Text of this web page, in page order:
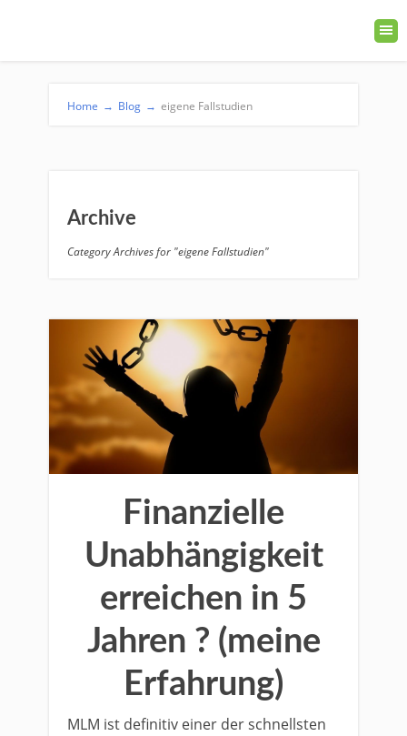
Home → Blog → eigene Fallstudien
Archive
Category Archives for "eigene Fallstudien"
Finanzielle
Unabhängigkeit
erreichen in 5
Jahren ? (meine
Erfahrung)
MLM ist definitiv einer der schnellsten